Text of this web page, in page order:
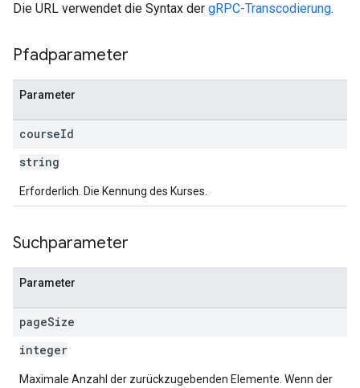
Die URL verwendet die Syntax der gRPC-Transcodierung.
Pfadparameter
Parameter
courseId
string
Erforderlich. Die Kennung des Kurses.
Suchparameter
Parameter
pageSize
integer
Maximale Anzahl der zurückzugebenden Elemente. Wenn der